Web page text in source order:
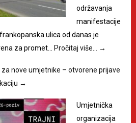
održavanja
manifestacije
ulica od danas je
za promet…
Pročitaj više… →
za nove umjetnike – otvorene prijave
→
Umjetnička
organizacija